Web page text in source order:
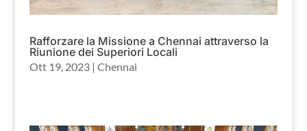
Rafforzare la Missione a Chennai attraverso la
Riunione dei Superiori Locali
Ott 19, 2023| Chennai